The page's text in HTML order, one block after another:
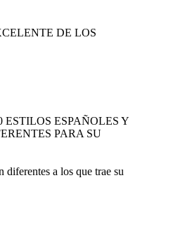
DE LOS
ESTILOS ESPAÑOLES Y
PARA SU
diferentes a los que trae su